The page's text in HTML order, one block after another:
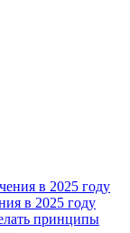
в 2025 году